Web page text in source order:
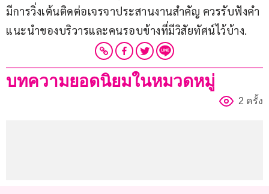
มีการวิ่งเต้นติดต่อเจรจาประสานงานสำคัญ ควรรับฟังคำ
แนะนำของบริวารและคนรอบข้างที่มีวิสัยทัศน์ไว้บ้าง.
บทความยอดนิยมในหมวดหมู่
2 ครั้ง